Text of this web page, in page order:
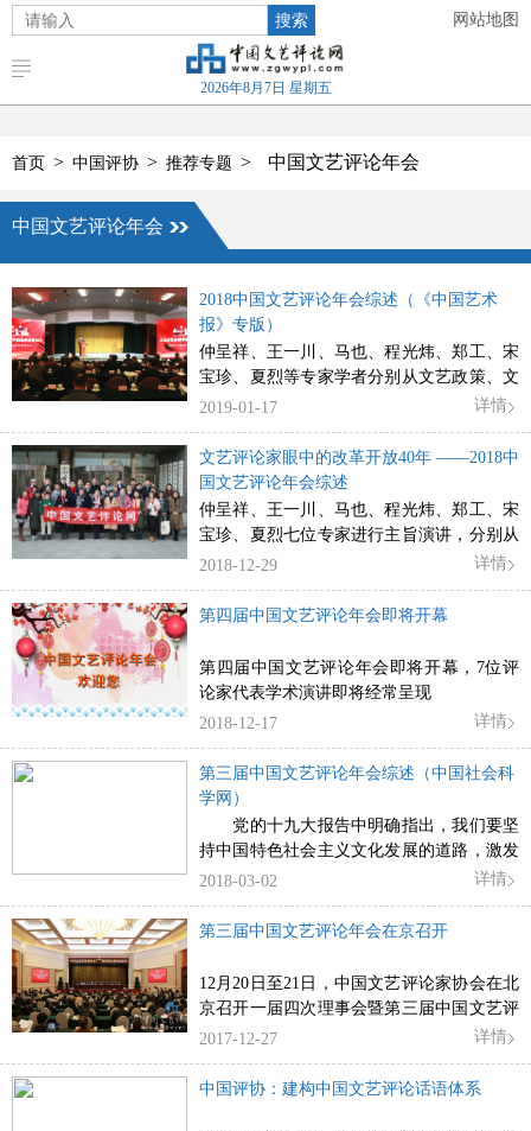
搜索 网站地图
2026年8月7日 星期五
首页 > 中国评协 > 推荐专题 > 中国文艺评论年会
中国文艺评论年会
2018中国文艺评论年会综述（《中国艺术
报》专版）
仲呈祥、王一川、马也、程光炜、郑工、宋
宝珍、夏烈等专家学者分别从文艺政策、文
艺理论、戏剧、文学、美术、戏曲、网络文
业的曲折发展、不断创新和辉煌成就。
2019-01-17 详情
文艺评论家眼中的改革开放40年 ——2018中
国文艺评论年会综述
仲呈祥、王一川、马也、程光炜、郑工、宋
宝珍、夏烈七位专家进行主旨演讲，分别从
文艺理论、美学、戏曲、文学、美术、话
年来文艺事业的曲折发展、不断创新和辉煌
2018-12-29 详情
第四届中国文艺评论年会即将开幕
第四届中国文艺评论年会即将开幕，7位评
论家代表学术演讲即将经常呈现
2018-12-17
详情
第三届中国文艺评论年会综述（中国社会科
学网）
党的十九大报告中明确指出，我们要坚
持中国特色社会主义文化发展的道路，激发
全民族文化创新创造的活力，建设社会主义
2018-03-02 详情
第三届中国文艺评论年会在京召开
12月20日至21日，中国文艺评论家协会在北
京召开一届四次理事会暨第三届中国文艺评
论年会，深入学习贯彻党的十九大精神。
2017-12-27 详情
中国评协：建构中国文艺评论话语体系